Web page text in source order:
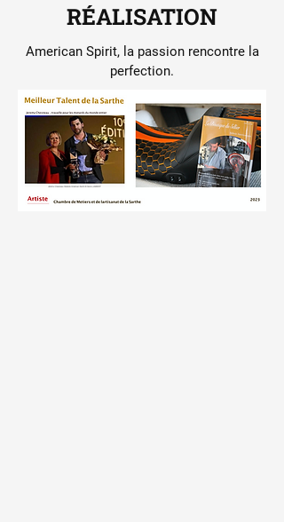
RÉALISATION
American Spirit, la passion rencontre la
perfection.